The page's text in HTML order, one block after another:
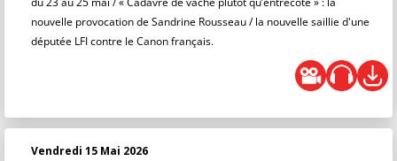
nouvelle provocation de Sandrine Rousseau / la nouvelle saillie d'une
députée LFI contre le Canon français.
Vendredi 15 Mai 2026